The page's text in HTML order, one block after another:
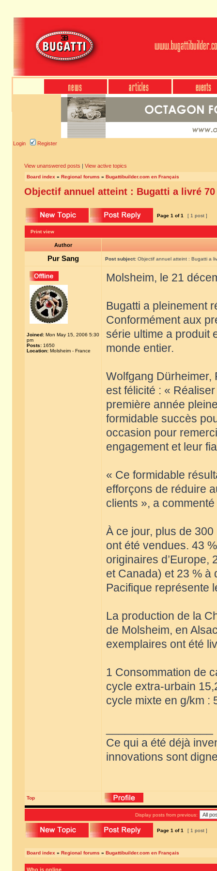
Login Register
View unanswered posts | View active topics
Board index » Regional forums » Bugattibuilder.com en Français
Objectif annuel atteint : Bugatti a livré 70
Page 1 of1 [ 1 post ]
Print view
Author
Pur Sang Post subject: Objectif annuel atteint : Bugatti a
Joined: Mon May 15, 2006 5:30
pm
Posts: 1650
Location: Molsheim - France
Molsheim, le 21
Bugatti a pleinement
Conformément aux
série ultime a produit
monde entier.
Wolfgang Dürheimer,
est félicité : «
première année
formidable succès
occasion pour
engagement et leur
« Ce formidable
efforçons de réduire
clients », a
À ce jour, plus de
ont été vendues. 43
originaires d’Europe,
et Canada) et 23 % à
Pacifique représente
La production de la
de Molsheim, en
exemplaires ont été
1 Consommation de
cycle extra-urbain
cycle mixte en g/km :
Ce qui a été déjà
innovations sont
Top
Display posts from previous:
Page 1 of1 [ 1 post ]
Board index » Regional forums » Bugattibuilder.com en Français
Who is online